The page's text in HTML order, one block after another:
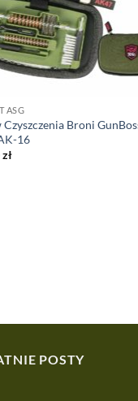
ASG
Czyszczenia Broni
16
zł
POSTY